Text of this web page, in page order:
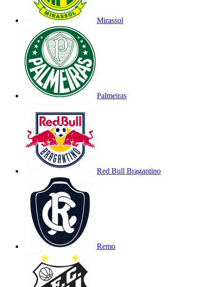
Mirassol
Palmeiras
Red Bull Bragantino
Remo